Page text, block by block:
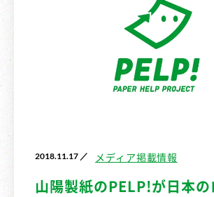
2018.11.17 ／ メディア掲載情報
山陽製紙のPELP!が日本の